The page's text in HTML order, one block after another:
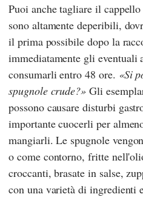
Puoi anche tagliare il
sono altamente deperibili,
il prima possibile dopo la
immediatamente gli
consumarli entro 48 ore.
Si
spugnole crude? Gli
possono causare disturbi
importante cuocerli per
mangiarli. Le spugnole
o come contorno, fritte
croccanti, brasate in salse,
con una varietà di ingredienti